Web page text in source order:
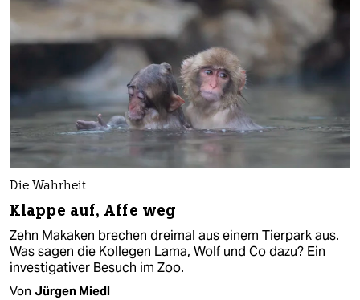
Die Wahrheit
Klappe auf, Affe weg
Zehn Makaken brechen dreimal aus einem Tierpark aus.
Was sagen die Kollegen Lama, Wolf und Co dazu? Ein
investigativer Besuch im Zoo.
Von Jürgen Miedl